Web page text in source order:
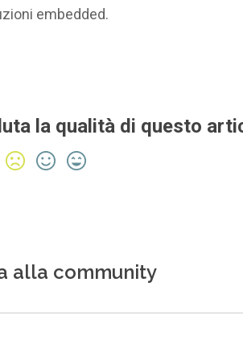
embedded.
la qualità di questo
alla community